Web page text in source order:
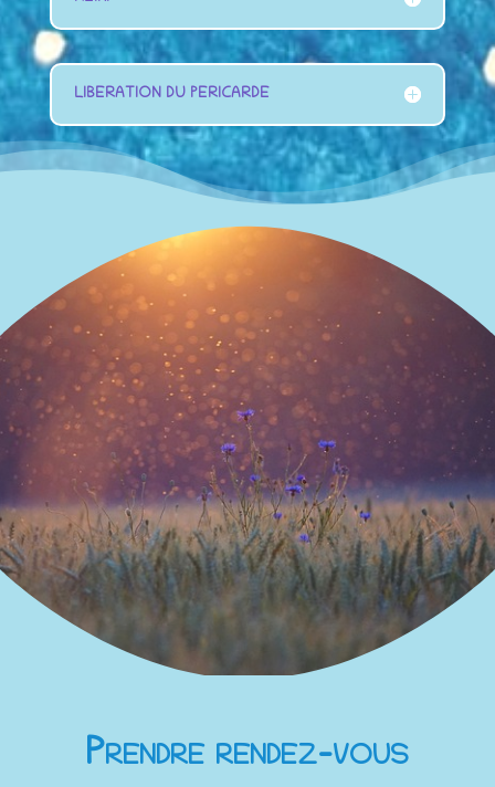
LIBERATION DU PERICARDE
Prendre rendez-vous